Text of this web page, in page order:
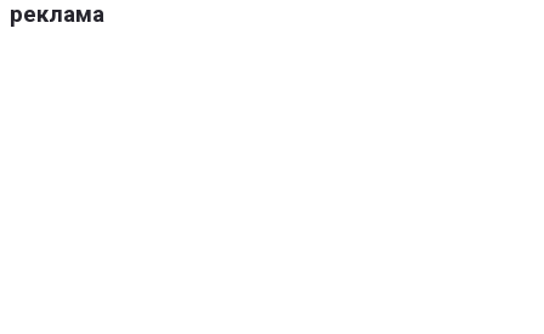
реклама